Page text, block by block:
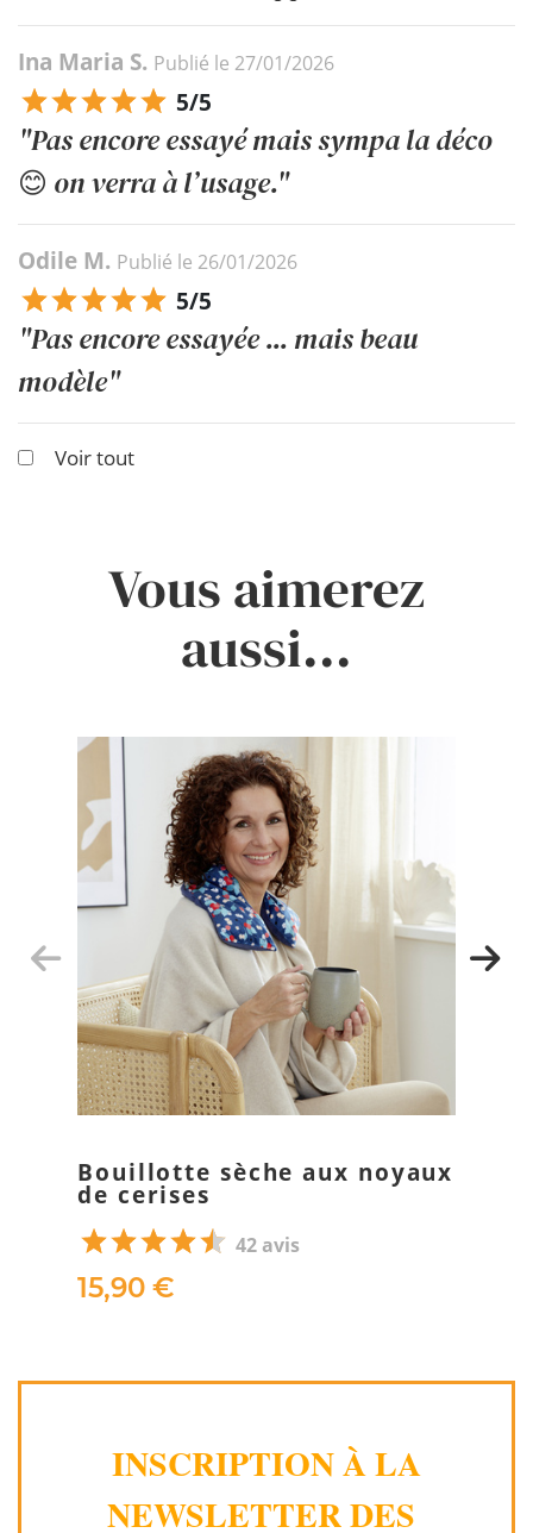
Ina Maria S. Publié le 27/01/2026
5/5
"Pas encore essayé mais sympa la déco
😊 on verra à l’usage."
Odile M. Publié le 26/01/2026
5/5
"Pas encore essayée ... mais beau
modèle"
Voir tout
Vous aimerez
aussi...
Bouillotte sèche aux noyaux
de cerises
42 avis
15,90 €
INSCRIPTION À LA
NEWSLETTER DES